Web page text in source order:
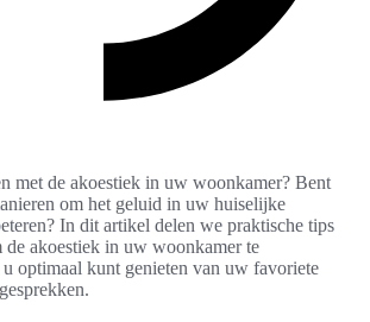
met de akoestiek in uw woonkamer? Bent
om het geluid in uw huiselijke
In dit artikel delen we praktische tips
de akoestiek in uw woonkamer te
u optimaal kunt genieten van uw favoriete